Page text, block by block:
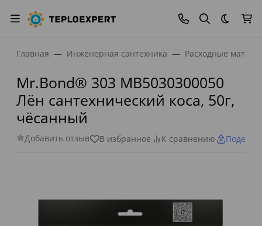
Темная
Главная Инженерная сантехника Расходные
Mr.Bond® 303 MB5030300050
Лён сантехнический коса, 50г,
чёсанный
Добавить отзыв В избранное К сравнению